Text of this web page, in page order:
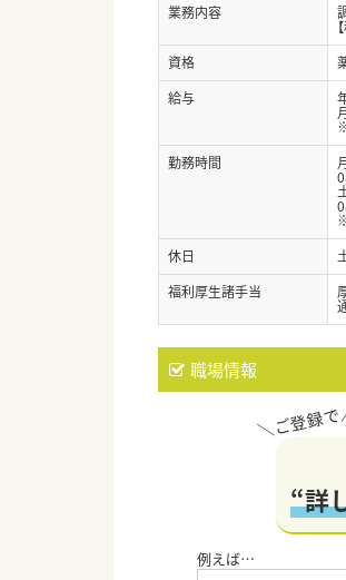
業務内容
資格
給与
勤務時間
休日
福利厚生諸手当
職場情報
“詳